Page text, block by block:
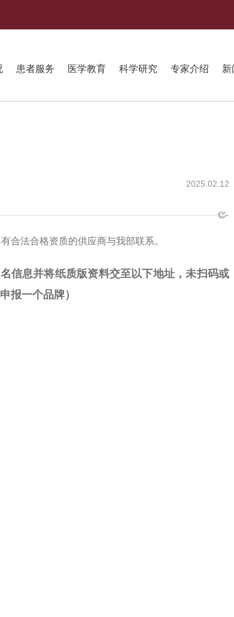
患者服务 医学教育 科学研究 专家介绍 新
2025.02.12
合法合格资质的供应商与我部联系。
信息并将纸质版资料交至以下地址，未扫码或
报一个品牌）